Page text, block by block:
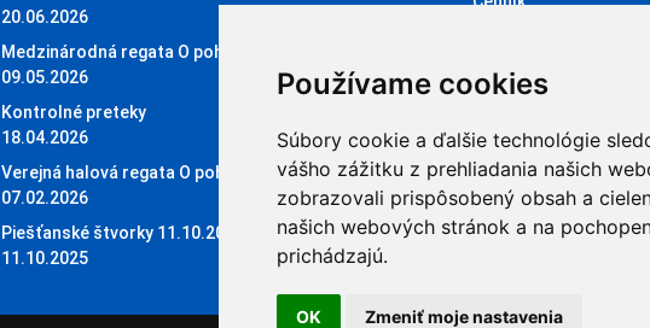
Používame cookies
Súbory cookie a ďalšie technológie
vášho zážitku z prehliadania našich
zobrazovali prispôsobený obsah a
našich webových stránok a na
prichádzajú.
OK Zmeniť moje nastavenia
20.06.2026
Medzinárodná regata O pohár SNP
09.05.2026
Kontrolné preteky
18.04.2026
Verejná halová regata O pohár Sĺňavy
07.02.2026
Piešťanské štvorky 11.10.2025
11.10.2025
Čestné prehlásenie
Organizátori